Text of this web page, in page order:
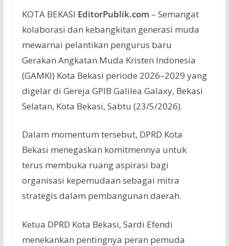
KOTA BEKASI EditorPublik.com – Semangat
kolaborasi dan kebangkitan generasi muda
mewarnai pelantikan pengurus baru
Gerakan Angkatan Muda Kristen Indonesia
(GAMKI) Kota Bekasi periode 2026–2029 yang
digelar di Gereja GPIB Galilea Galaxy, Bekasi
Selatan, Kota Bekasi, Sabtu (23/5/2026).
Dalam momentum tersebut, DPRD Kota
Bekasi menegaskan komitmennya untuk
terus membuka ruang aspirasi bagi
organisasi kepemudaan sebagai mitra
strategis dalam pembangunan daerah.
Ketua DPRD Kota Bekasi, Sardi Efendi
menekankan pentingnya peran pemuda